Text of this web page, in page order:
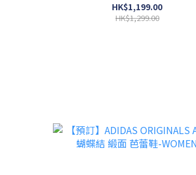
HK$1,199.00
HK$1,299.00